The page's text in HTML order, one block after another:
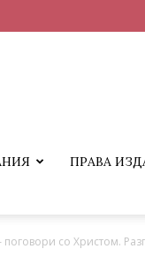
ПРАВА
со Христом.